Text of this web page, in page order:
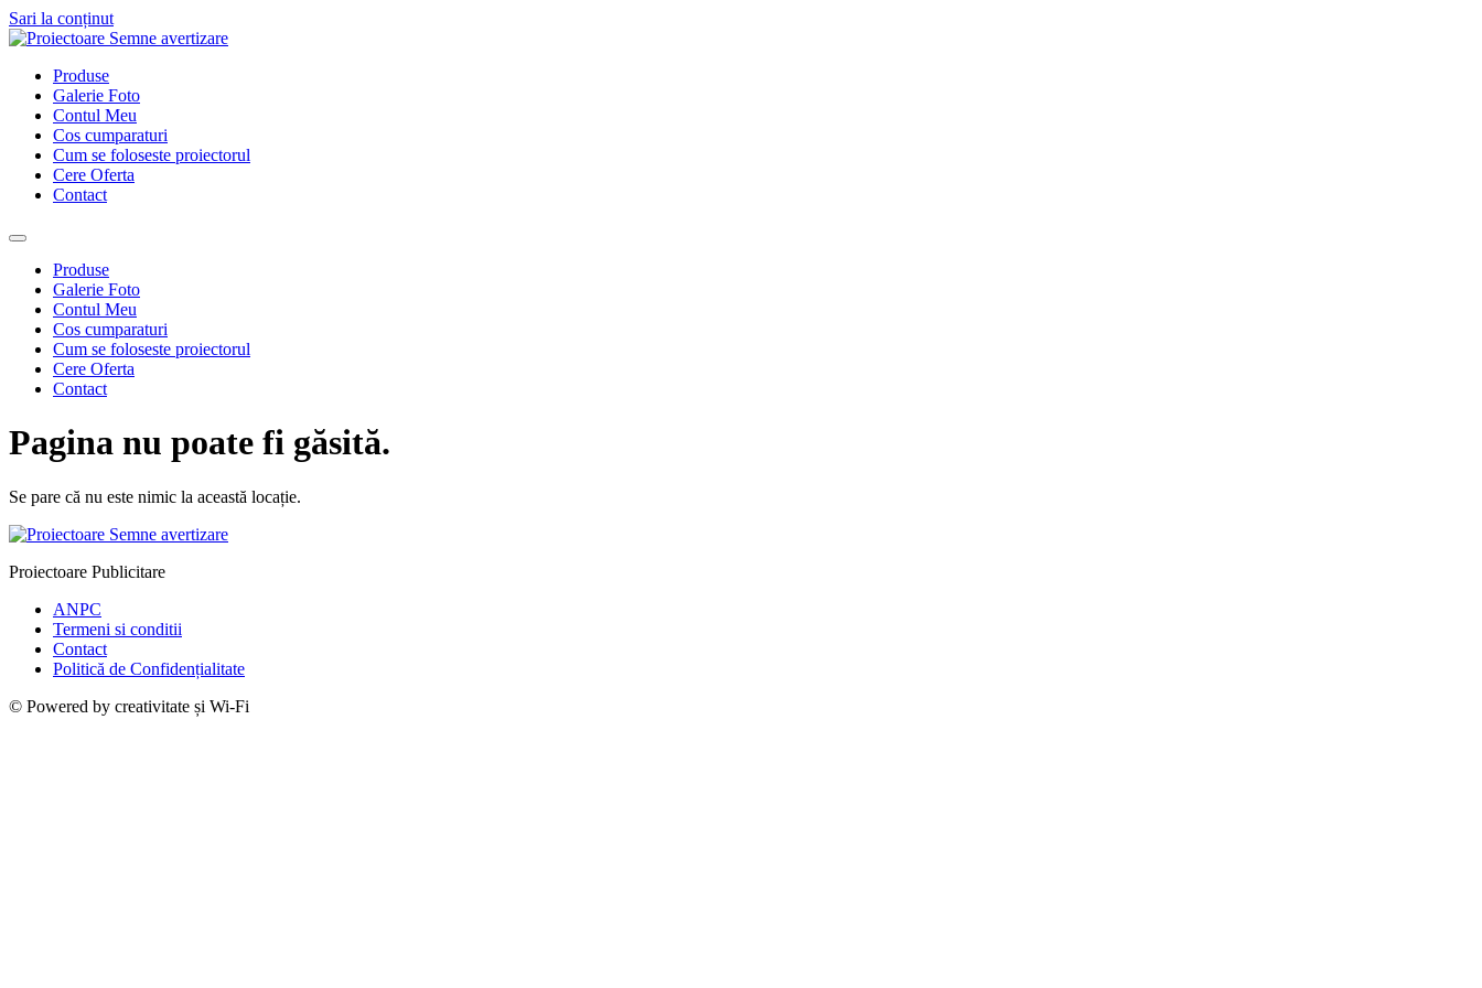
Sari la conținut
Produse
Galerie Foto
Contul Meu
Cos cumparaturi
Cum se foloseste proiectorul
Cere Oferta
Contact
Produse
Galerie Foto
Contul Meu
Cos cumparaturi
Cum se foloseste proiectorul
Cere Oferta
Contact
Pagina nu poate fi găsită.
Se pare că nu este nimic la această locație.
Proiectoare Publicitare
ANPC
Termeni si conditii
Contact
Politică de Confidențialitate
© Powered by creativitate și Wi-Fi